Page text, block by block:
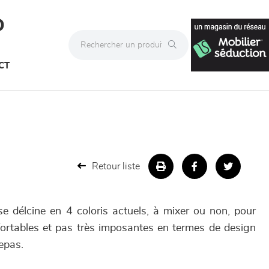
Retour liste
délcine en 4 coloris actuels, à mixer ou non, pour
et pas très imposantes en termes de design